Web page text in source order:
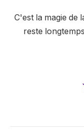
C'est la magie de
reste